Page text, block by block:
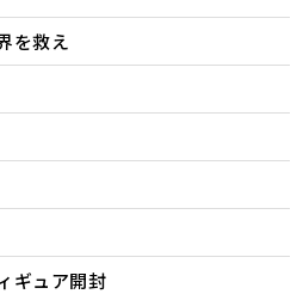
を救え
ギュア開封